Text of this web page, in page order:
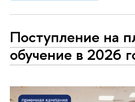
Поступление на
обучение в 2026